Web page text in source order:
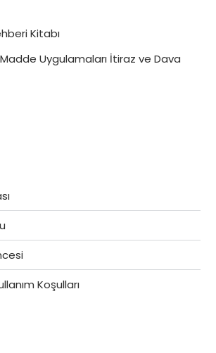
Kitabı
Uygulamaları İtiraz ve Dava
Koşulları